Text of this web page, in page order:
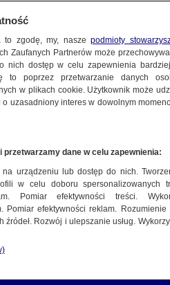
to zgodę, my, naszepodmioty
Zaufanych Partnerów może
nich dostęp w celu zapewnienia
to poprzez przetwarzanie danych
w plikach cookie. Użytkownik może
uzasadniony interes w dowolnym
dane w celu zapewnienia:
na urządzeniu lub dostęp do nich.
w celu doboru spersonalizowanych
Pomiar efektywności treści.
Pomiar efektywności reklam.
źródeł. Rozwój i ulepszanie usług.